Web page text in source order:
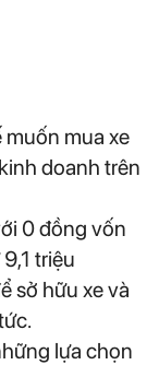
muốn mua xe
doanh trên
0 đồng vốn
triệu
sở hữu xe và
lựa chọn